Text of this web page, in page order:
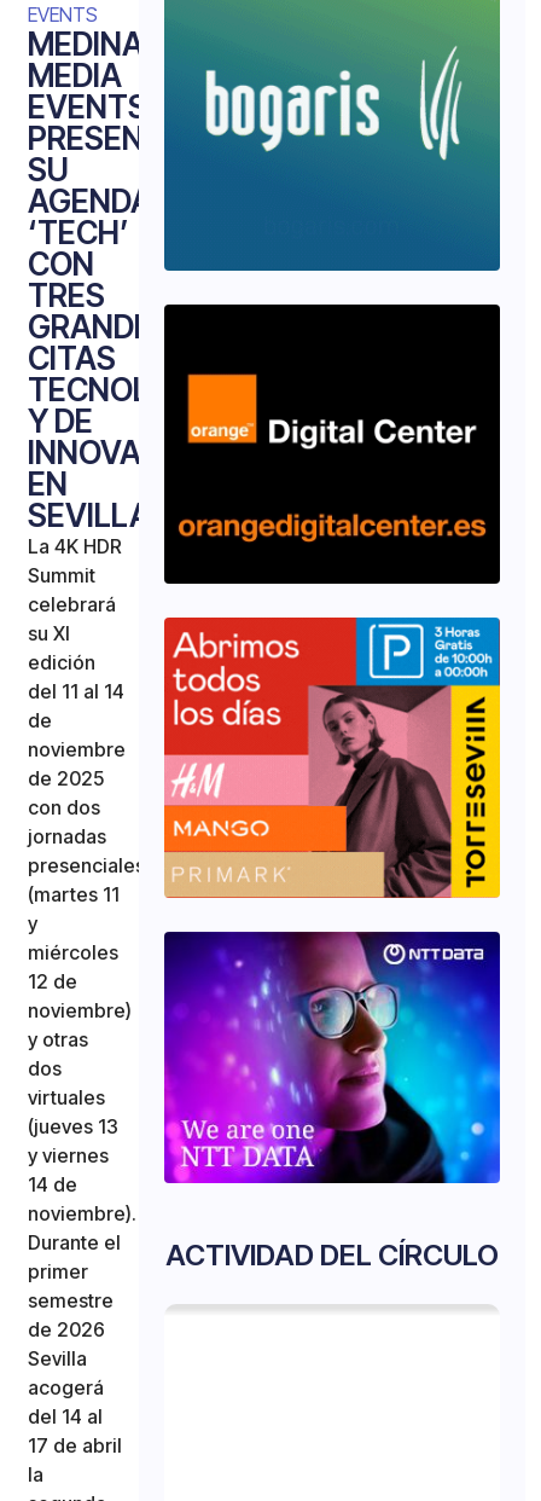
EVENTS
MEDINA
MEDIA
EVENTS
PRESENTA
SU
AGENDA
‘TECH’
CON
TRES
GRANDES
CITAS
TECNOLÓGICAS
Y DE
INNOVACIÓN
EN
SEVILLA
La 4K HDR
Summit
celebrará
su XI
edición
del 11 al 14
de
noviembre
de 2025
con dos
jornadas
presenciales
(martes 11
y
miércoles
12 de
noviembre)
y otras
dos
virtuales
(jueves 13
y viernes
14 de
noviembre).
Durante el
primer
semestre
de 2026
Sevilla
acogerá
del 14 al
17 de abril
la
ACTIVIDAD DEL CÍRCULO